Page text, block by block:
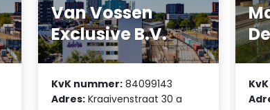
Van Vossen
Exclusive B.V.
KvK nummer: 84099143
Adres: Kraaivenstraat 30 a